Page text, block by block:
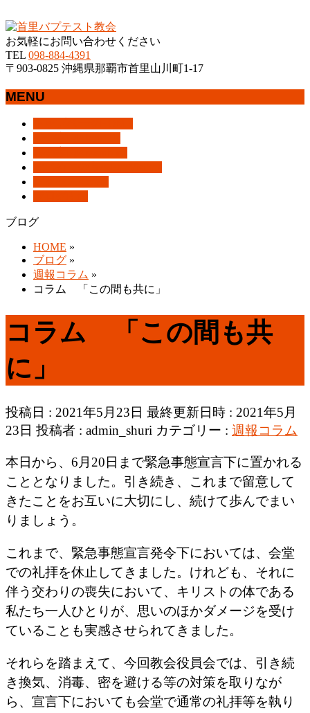
お気軽にお問い合わせください
TEL 098-884-4391
〒903-0825 沖縄県那覇市首里山川町1-17
MENU
す
ブログ
HOME »
ブログ »
週報コラム »
コラム 「この間も共に」
コラム 「この間も共
に」
投稿日 : 2021年5月23日 最終更新日時 : 2021年5月
23日 投稿者 : admin_shuri カテゴリー : 週報コラム
本日から、6月20日まで緊急事態宣言下に置かれる
こととなりました。引き続き、これまで留意して
きたことをお互いに大切にし、続けて歩んでまい
りましょう。
これまで、緊急事態宣言発令下においては、会堂
での礼拝を休止してきました。けれども、それに
伴う交わりの喪失において、キリストの体である
私たち一人ひとりが、思いのほかダメージを受け
ていることも実感させられてきました。
それらを踏まえて、今回教会役員会では、引き続
き換気、消毒、密を避ける等の対策を取りなが
ら、宣言下においても会堂で通常の礼拝等を執り